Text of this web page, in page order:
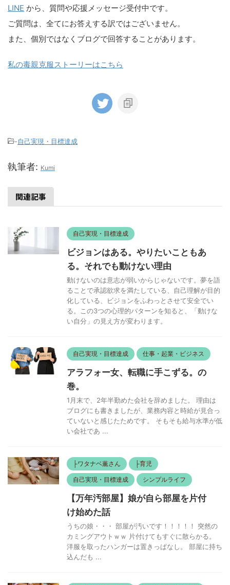
LINE から、質問や応援メッセージ受付中です。
ご質問は、全てにお答えする訳ではございません。
また、個別ではなくブログで回答することがあります。
私の毒親克服ストーリーはこちら
-自己実現・目標達成
執筆者: Kumi
関連記事
自己実現・目標達成
ビジョンはある。やりたいこともあ
る。それでも動けない理由
動けないのは意志が弱いからじゃないです。夢を語
ることで承認欲求を満たしている、自己理解が目的
化している、ビジョンをふわっとさせて安全でい
る。この3つの心理的パターンを知ると、「動けな
い自分」の見え方が変わります。
自己実現・目標達成 仕事・起業・ビジネス
アラフォー女、転職に手こずる。の
巻。
1月末で、2年半勤めた会社を辞めました。 理由は
ブログにも書きましたが、業務内容と時給が見合っ
ていないと感じたためです。 そもそも給与水準が低
い会社であ ...
├ワタナベ薫さん ├育児
自己実現・目標達成 シンプルライフ
【万年汚部屋】娘が自ら部屋を片付
け始めた話
うちの娘・・・ 部屋が汚いです！！！！！ 突然の
カミングアウトｗｗ 片付けてもすぐに散らかる。
洋服を取ったハンガーは置きっぱなし。 部屋に持ち
込んだも ...